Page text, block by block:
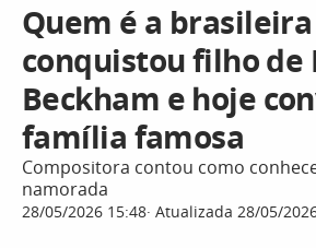
Quem é a
conquistou filho de
Beckham e hoje
família famosa
Compositora contou como
namorada
28/05/2026 15:48 Atualizada 28/05/